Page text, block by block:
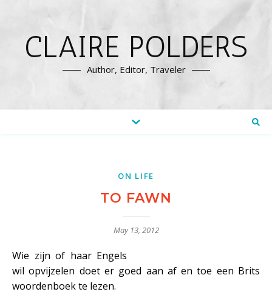
CLAIRE POLDERS
Author, Editor, Traveler
ON LIFE
TO FAWN
May 13, 2012
Wie zijn of haar Engels
wil opvijzelen doet er goed aan af en toe een Brits
woordenboek te lezen.